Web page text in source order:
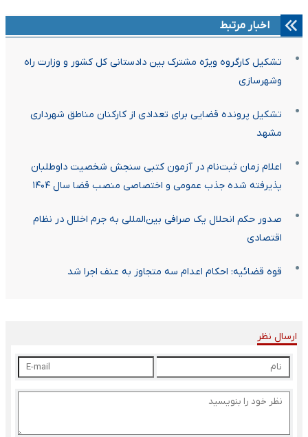
اخبار مرتبط
تشکیل کارگروه ویژه مشترک بین دادستانی کل کشور و وزارت راه
وشهرسازی
تشکیل پرونده قضایی برای تعدادی از کارکنان مناطق شهرداری
مشهد
اعلام زمان ثبت‌نام در آزمون کتبی سنجش شخصیت داوطلبان
پذیرفته شده جذب عمومی و اختصاصی منصب قضا سال ۱۴۰۴
صدور حکم انحلال یک صرافی بین‌المللی به جرم اخلال در نظام
اقتصادی
قوه قضائیه: احکام اعدام سه متجاوز به عنف اجرا شد
ارسال نظر